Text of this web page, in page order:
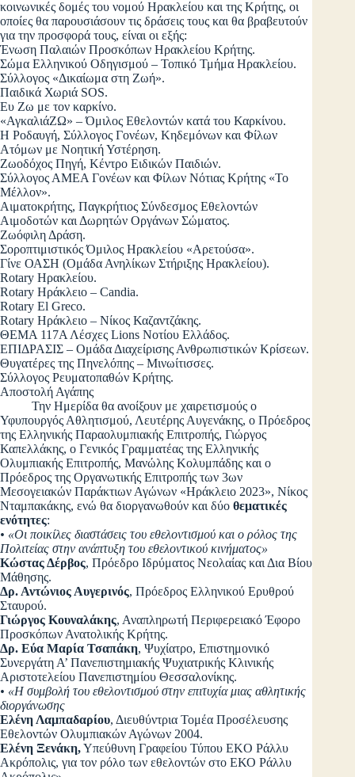
κοινωνικές δομές του νομού Ηρακλείου και της Κρήτης, οι
οποίες θα παρουσιάσουν τις δράσεις τους και θα βραβευτούν
για την προσφορά τους, είναι οι εξής:
Ένωση Παλαιών Προσκόπων Ηρακλείου Κρήτης.
Σώμα Ελληνικού Οδηγισμού – Τοπικό Τμήμα Ηρακλείου.
Σύλλογος «Δικαίωμα στη Ζωή».
Παιδικά Χωριά SOS.
Ευ Ζω με τον καρκίνο.
«ΑγκαλιάΖΩ» – Όμιλος Εθελοντών κατά του Καρκίνου.
Η Ροδαυγή, Σύλλογος Γονέων, Κηδεμόνων και Φίλων
Ατόμων με Νοητική Υστέρηση.
Ζωοδόχος Πηγή, Κέντρο Ειδικών Παιδιών.
Σύλλογος ΑΜΕΑ Γονέων και Φίλων Νότιας Κρήτης «Το
Μέλλον».
Αιματοκρήτης, Παγκρήτιος Σύνδεσμος Εθελοντών
Αιμοδοτών και Δωρητών Οργάνων Σώματος.
Ζωόφιλη Δράση.
Σοροπτιμιστικός Όμιλος Ηρακλείου «Αρετούσα».
Γίνε ΟΑΣΗ (Ομάδα Ανηλίκων Στήριξης Ηρακλείου).
Rotary Ηρακλείου.
Rotary Ηράκλειο – Candia.
Rotary El Greco.
Rotary Ηράκλειο – Νίκος Καζαντζάκης.
ΘΕΜΑ 117Α Λέσχες Lions Νοτίου Ελλάδος.
ΕΠΙΔΡΑΣΙΣ – Ομάδα Διαχείρισης Ανθρωπιστικών Κρίσεων.
Θυγατέρες της Πηνελόπης – Μινωίτισσες.
Σύλλογος Ρευματοπαθών Κρήτης.
Αποστολή Αγάπης
Την Ημερίδα θα ανοίξουν με χαιρετισμούς ο
Υφυπουργός Αθλητισμού, Λευτέρης Αυγενάκης, ο Πρόεδρος
της Ελληνικής Παραολυμπιακής Επιτροπής, Γιώργος
Καπελλάκης, ο Γενικός Γραμματέας της Ελληνικής
Ολυμπιακής Επιτροπής, Μανώλης Κολυμπάδης και ο
Πρόεδρος της Οργανωτικής Επιτροπής των 3ων
Μεσογειακών Παράκτιων Αγώνων «Ηράκλειο 2023», Νίκος
Νταμπακάκης, ενώ θα διοργανωθούν και δύο θεματικές
ενότητες:
• «Οι ποικίλες διαστάσεις του εθελοντισμού και ο ρόλος της
Πολιτείας στην ανάπτυξη του εθελοντικού κινήματος»
Κώστας Δέρβος, Πρόεδρο Ιδρύματος Νεολαίας και Δια Βίου
Μάθησης.
Δρ. Αντώνιος Αυγερινός, Πρόεδρος Ελληνικού Ερυθρού
Σταυρού.
Γιώργος Κουναλάκης, Αναπληρωτή Περιφερειακό Έφορο
Προσκόπων Ανατολικής Κρήτης.
Δρ. Εύα Μαρία Τσαπάκη, Ψυχίατρο, Επιστημονικό
Συνεργάτη Α’ Πανεπιστημιακής Ψυχιατρικής Κλινικής
Αριστοτελείου Πανεπιστημίου Θεσσαλονίκης.
• «Η συμβολή του εθελοντισμού στην επιτυχία μιας αθλητικής
διοργάνωσης
Ελένη Λαμπαδαρίου, Διευθύντρια Τομέα Προσέλευσης
Εθελοντών Ολυμπιακών Αγώνων 2004.
Ελένη Ξενάκη,Υπεύθυνη Γραφείου Τύπου EKO Ράλλυ
Ακρόπολις, για τον ρόλο των εθελοντών στο ΕΚΟ Ράλλυ